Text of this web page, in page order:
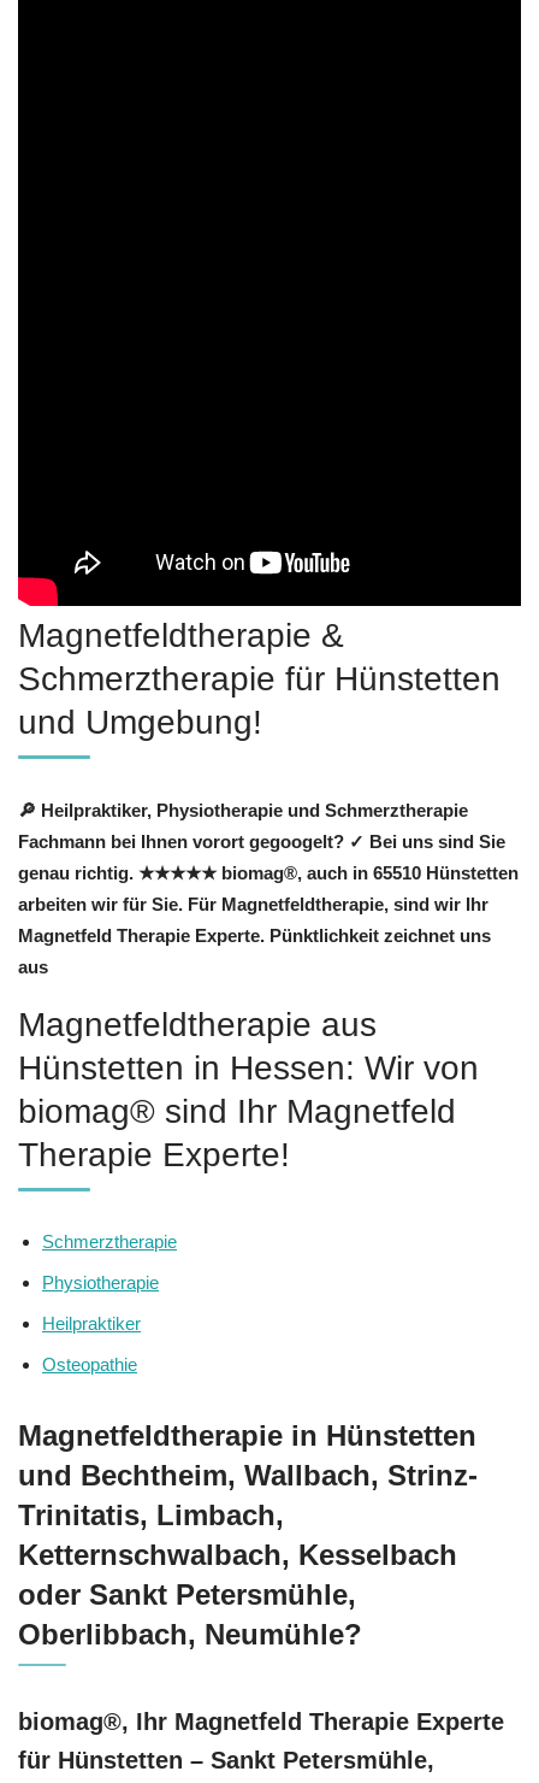
Magnetfeldtherapie &
Schmerztherapie für Hünstetten
und Umgebung!
🔎 Heilpraktiker, Physiotherapie und Schmerztherapie
Fachmann bei Ihnen vorort gegoogelt? ✓ Bei uns sind Sie
genau richtig. ★★★★★ biomag®, auch in 65510 Hünstetten
arbeiten wir für Sie. Für Magnetfeldtherapie, sind wir Ihr
Magnetfeld Therapie Experte. Pünktlichkeit zeichnet uns
aus
Magnetfeldtherapie aus
Hünstetten in Hessen: Wir von
biomag® sind Ihr Magnetfeld
Therapie Experte!
Schmerztherapie
Physiotherapie
Heilpraktiker
Osteopathie
Magnetfeldtherapie in Hünstetten
und Bechtheim, Wallbach, Strinz-
Trinitatis, Limbach,
Ketternschwalbach, Kesselbach
oder Sankt Petersmühle,
Oberlibbach, Neumühle?
biomag®, Ihr Magnetfeld Therapie Experte
für Hünstetten – Sankt Petersmühle,